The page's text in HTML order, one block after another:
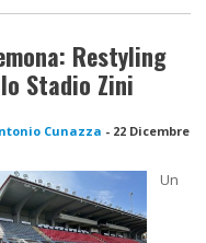
Restyling
Stadio Zini
Cunazza - 22 Dicembre
Un